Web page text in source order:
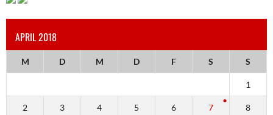
APRIL 2018
M D M D F S S
1
2 3 4 5 6 7 8